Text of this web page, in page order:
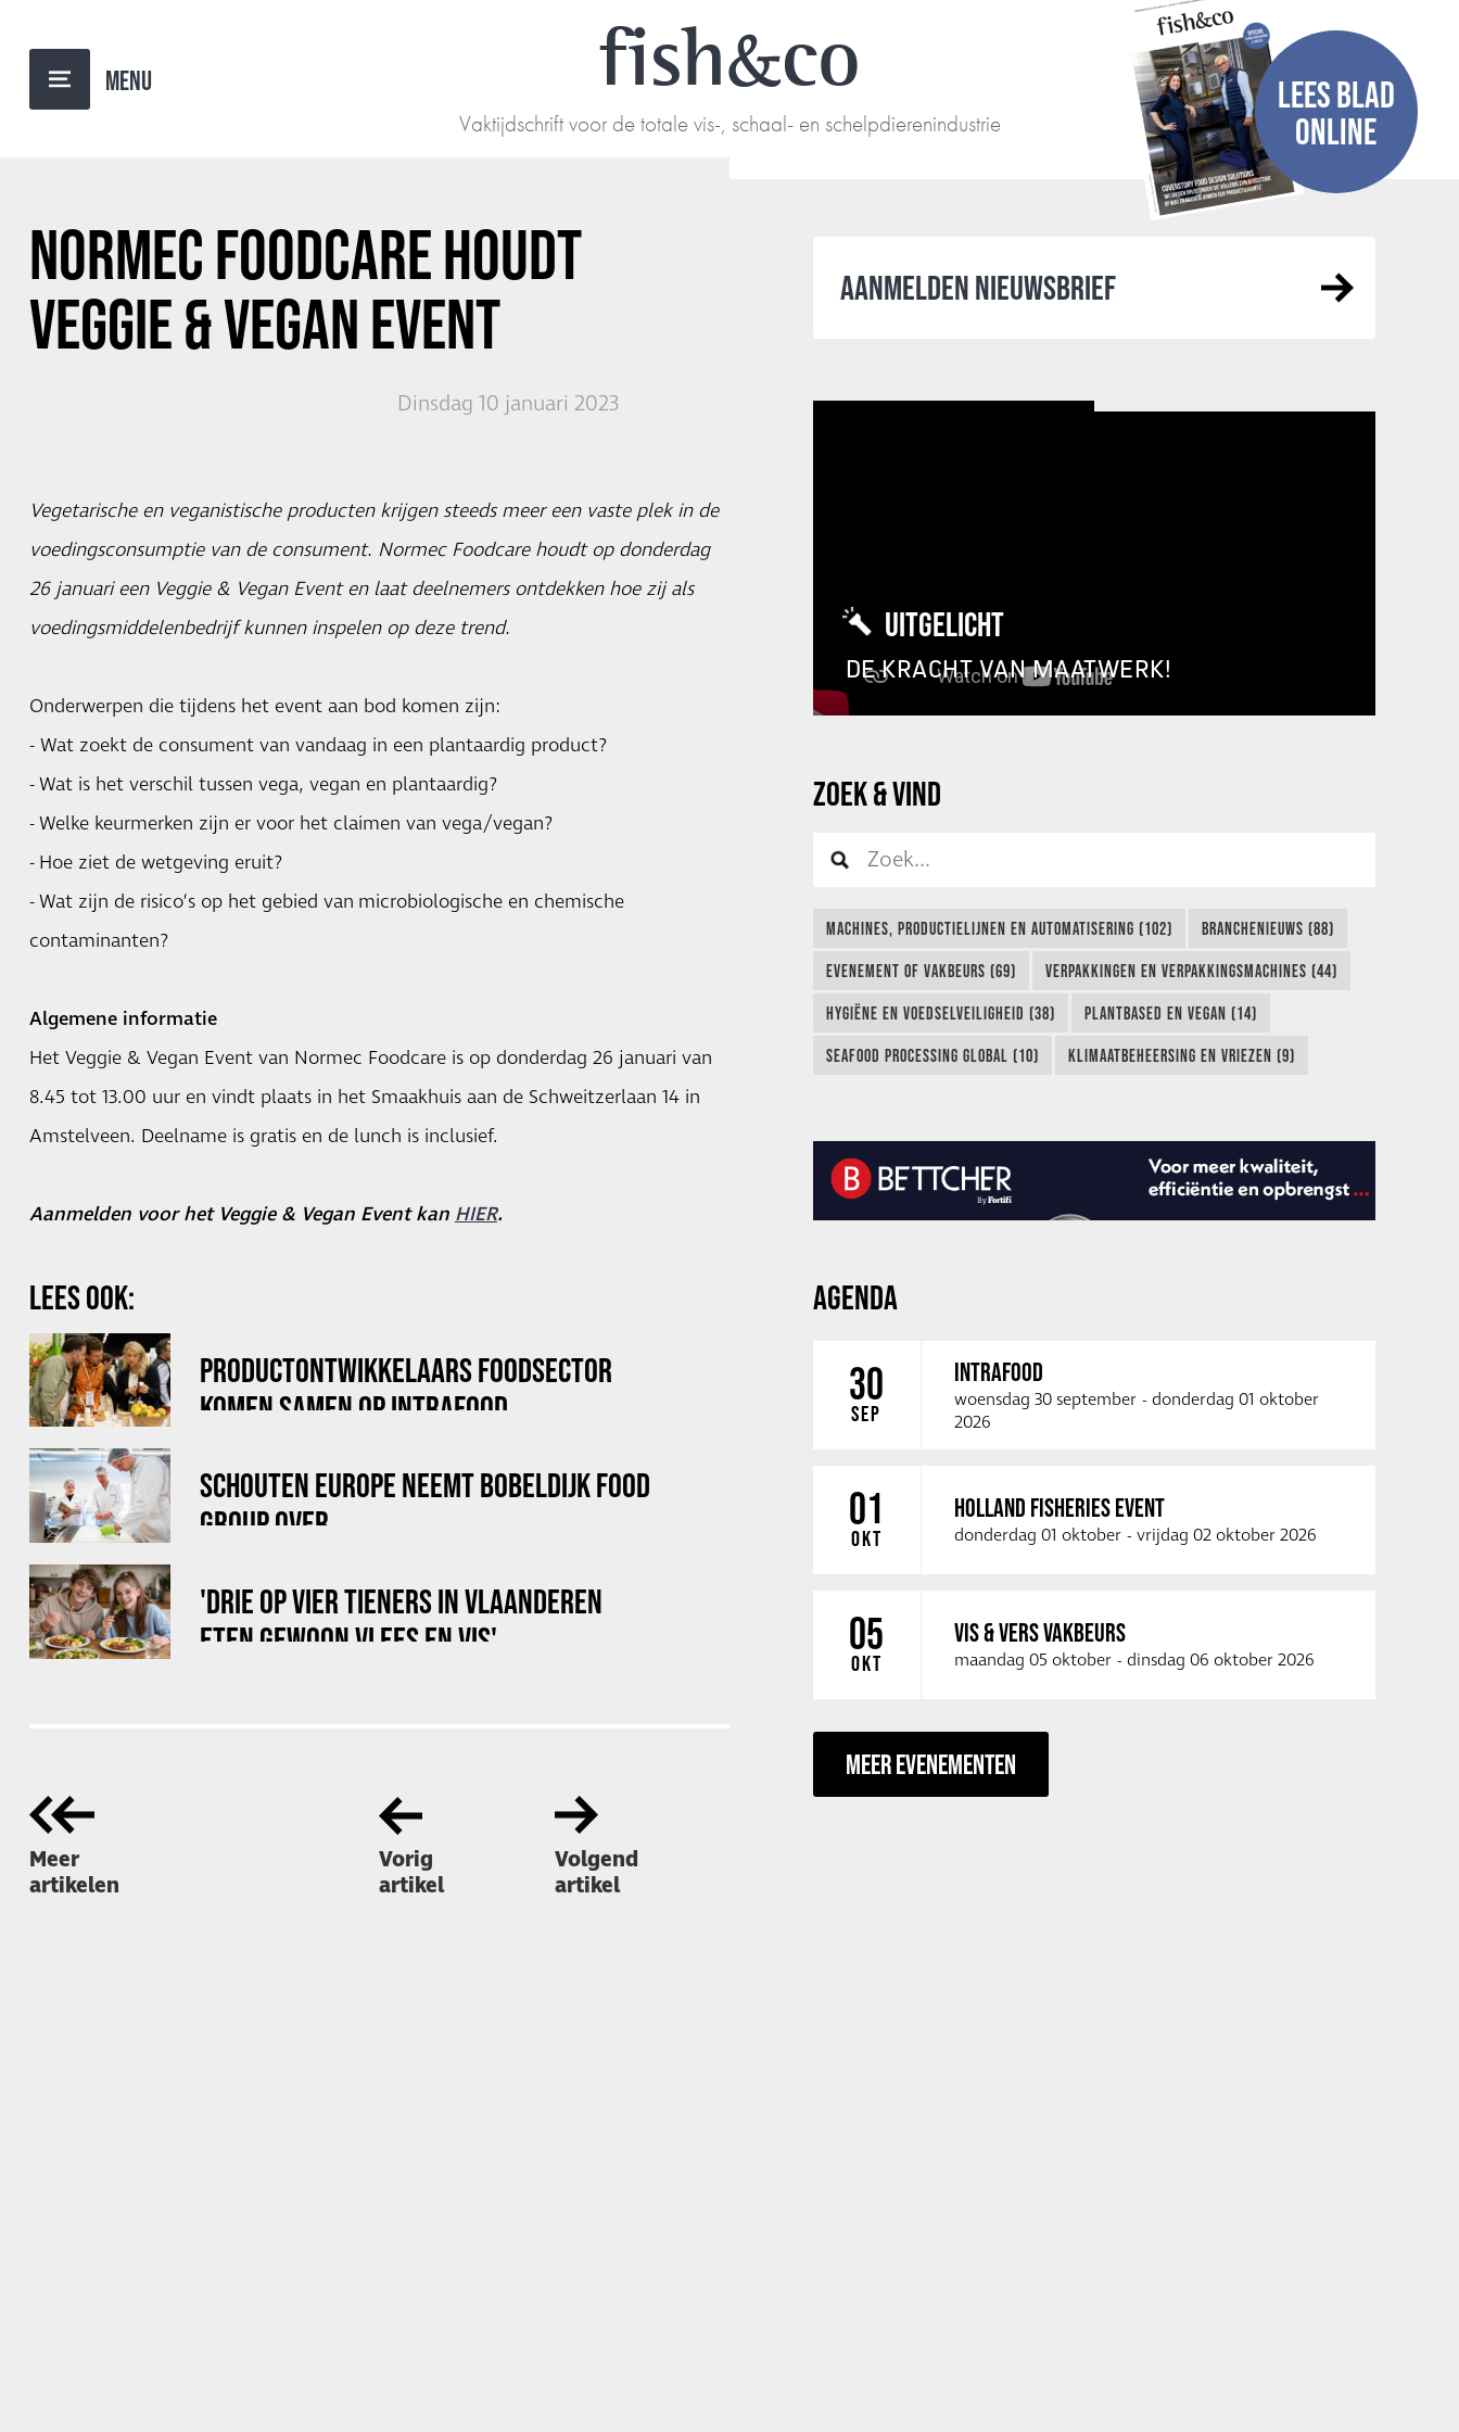
fishco
Vaktijdschrift voor de totale vis-, schaal- en schelpdierenindustrie
LEES BLAD
ONLINE
NORMEC FOODCARE HOUDT
VEGGIE & VEGAN EVENT
Dinsdag 10 januari 2023
Vegetarische en veganistische producten krijgen steeds meer een vaste plek in de
voedingsconsumptie van de consument. Normec Foodcare houdt op donderdag
26 januari een Veggie & Vegan Event en laat deelnemers ontdekken hoe zij als
voedingsmiddelenbedrijf kunnen inspelen op deze trend.
Onderwerpen die tijdens het event aan bod komen zijn:
- Wat zoekt de consument van vandaag in een plantaardig product?
- Wat is het verschil tussen vega, vegan en plantaardig?
- Welke keurmerken zijn er voor het claimen van vega/vegan?
- Hoe ziet de wetgeving eruit?
- Wat zijn de risico’s op het gebied van microbiologische en chemische
contaminanten?
Algemene informatie
Het Veggie & Vegan Event van Normec Foodcare is op donderdag 26 januari van
8.45 tot 13.00 uur en vindt plaats in het Smaakhuis aan de Schweitzerlaan 14 in
Amstelveen. Deelname is gratis en de lunch is inclusief.
Aanmelden voor het Veggie & Vegan Event kan HIER.
LEES OOK:
PRODUCTONTWIKKELAARS FOODSECTOR
KOMEN SAMEN OP INTRAFOOD
SCHOUTEN EUROPE NEEMT BOBELDIJK FOOD
GROUP OVER
'DRIE OP VIER TIENERS IN VLAANDEREN
ETEN GEWOON VLEES EN VIS'
Meer
artikelen
Vorig
artikel
Volgend
artikel
AANMELDEN NIEUWSBRIEF
UITGELICHT
DE KRACHT VAN MAATWERK!
ZOEK & VIND
MACHINES, PRODUCTIELIJNEN EN AUTOMATISERING (102) BRANCHENIEUWS (88)
EVENEMENT OF VAKBEURS (69) VERPAKKINGEN EN VERPAKKINGSMACHINES (44)
HYGIËNE EN VOEDSELVEILIGHEID (38) PLANTBASED EN VEGAN (14)
SEAFOOD PROCESSING GLOBAL (10) KLIMAATBEHEERSING EN VRIEZEN (9)
AGENDA
30
SEP
INTRAFOOD
woensdag 30 september - donderdag 01 oktober
2026
01
OKT
HOLLAND FISHERIES EVENT
donderdag 01 oktober - vrijdag 02 oktober 2026
05
OKT
VIS & VERS VAKBEURS
maandag 05 oktober - dinsdag 06 oktober 2026
MEER EVENEMENTEN